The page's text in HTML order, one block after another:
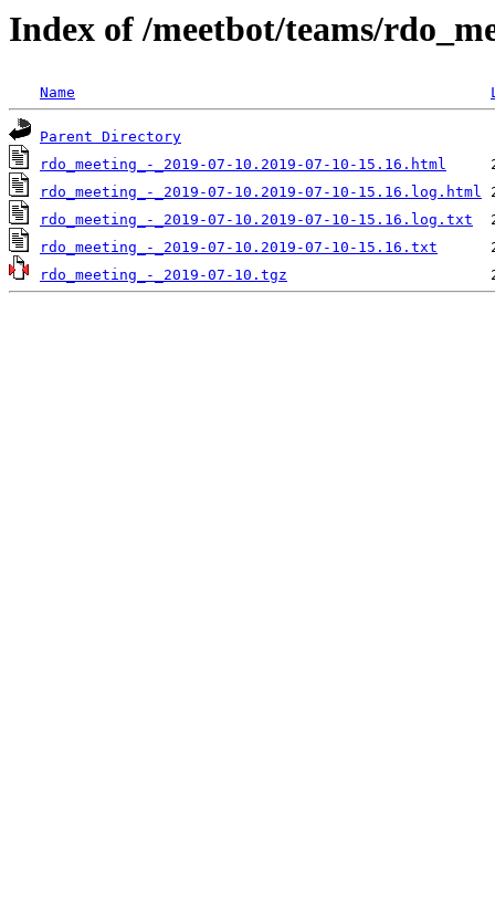
Index of /meetbot/teams/
Name
Parent Directory
rdo_meeting_-_2019-07-10.2019-07-10-15.16.html
rdo_meeting_-_2019-07-10.2019-07-10-15.16.log.html
rdo_meeting_-_2019-07-10.2019-07-10-15.16.log.txt
rdo_meeting_-_2019-07-10.2019-07-10-15.16.txt
rdo_meeting_-_2019-07-10.tgz